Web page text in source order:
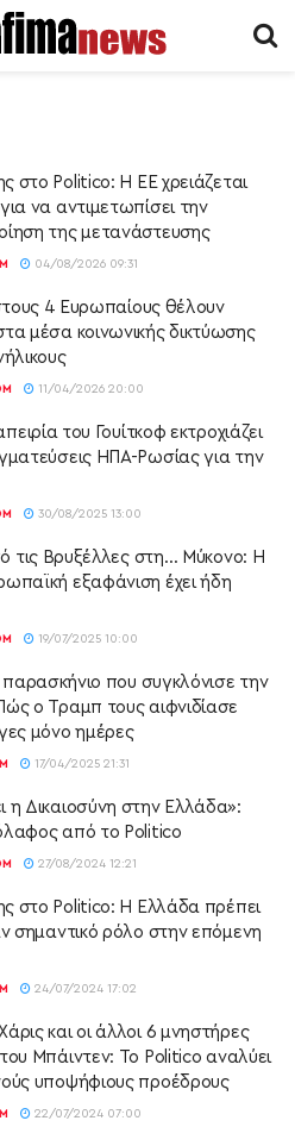
στο Politico: Η ΕΕ χρειάζεται
να αντιμετωπίσει την
της μετανάστευσης
04/08/2026 09:31
4 Ευρωπαίους θέλουν
μέσα κοινωνικής δικτύωσης
11/04/2026 20:00
του Γουίτκοφ εκτροχιάζει
ΗΠΑ-Ρωσίας για την
30/08/2025 13:00
τις Βρυξέλλες στη… Μύκονο: Η
εξαφάνιση έχει ήδη
19/07/2025 10:00
που συγκλόνισε την
ο Τραμπ τους αιφνιδίασε
μόνο ημέρες
17/04/2025 21:31
η Δικαιοσύνη στην Ελλάδα»:
από το Politico
27/08/2024 12:21
στο Politico: Η Ελλάδα πρέπει
σημαντικό ρόλο στην επόμενη
24/07/2024 17:02
και οι άλλοι 6 μνηστήρες
Μπάιντεν: Το Politico αναλύει
υποψήφιους προέδρους
22/07/2024 07:00